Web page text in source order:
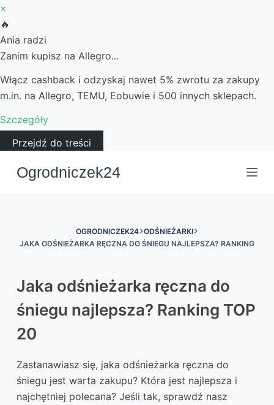
×
🔥
Ania radzi
Zanim kupisz na Allegro...
Włącz cashback i odzyskaj nawet 5% zwrotu za zakupy
m.in. na Allegro, TEMU, Eobuwie i 500 innych sklepach.
Szczegóły
Przejdź do treści
Ogrodniczek24
OGRODNICZEK24 ODŚNIEŻARKI
JAKA ODŚNIEŻARKA RĘCZNA DO ŚNIEGU NAJLEPSZA? RANKING
Jaka odśnieżarka ręczna do
śniegu najlepsza? Ranking TOP
20
Zastanawiasz się, jaka odśnieżarka ręczna do
śniegu jest warta zakupu? Która jest najlepsza i
najchętniej polecana? Jeśli tak, sprawdź nasz